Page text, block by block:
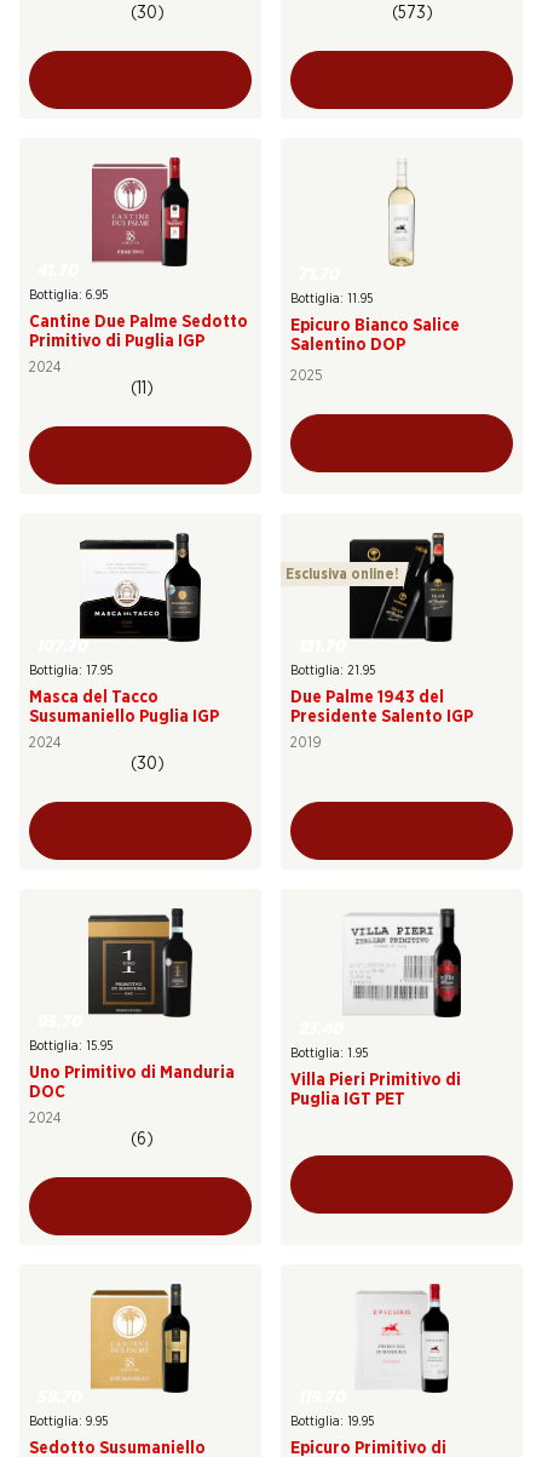
(30) (573)
Bottiglia: 6.95
Cantine Due Palme Sedotto
Primitivo di Puglia IGP
2024
(11)
Bottiglia: 11.95
Epicuro Bianco Salice
Salentino DOP
2025
Bottiglia: 17.95
Masca del Tacco
Susumaniello Puglia IGP
2024
(30)
Esclusiva online!
Bottiglia: 21.95
Due Palme 1943 del
Presidente Salento IGP
2019
Bottiglia: 15.95
Uno Primitivo di Manduria
DOC
2024
(6)
Bottiglia: 1.95
Villa Pieri Primitivo di
Puglia IGT PET
Bottiglia: 9.95
Sedotto Susumaniello
Bottiglia: 19.95
Epicuro Primitivo di